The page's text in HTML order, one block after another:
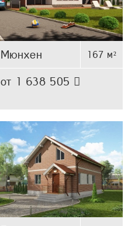
Мюнхен 167 м²
от 1 638 505